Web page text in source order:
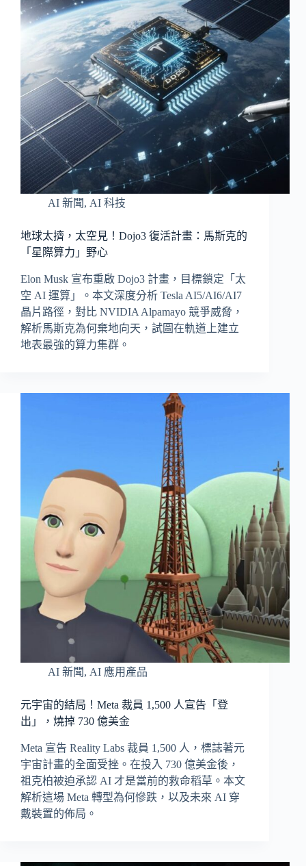
AI 新聞, AI 科技
地球太擠，太空見！Dojo3 復活計畫：馬斯克的
「星際算力」野心
Elon Musk 宣布重啟 Dojo3 計畫，目標鎖定「太
空 AI 運算」。本文深度分析 Tesla AI5/AI6/AI7
晶片路徑，對比 NVIDIA Alpamayo 競爭威脅，
解析馬斯克為何棄地向天，試圖在軌道上建立
地表最強的算力集群。
AI 新聞, AI 應用產品
元宇宙的結局！Meta 裁員 1,500 人宣告「登
出」，燒掉 730 億美金
Meta 宣告 Reality Labs 裁員 1,500 人，標誌著元
宇宙計畫的全面受挫。在投入 730 億美金後，
祖克柏被迫承認 AI 才是當前的救命稻草。本文
解析這場 Meta 轉型為何慘跌，以及未來 AI 穿
戴裝置的佈局。